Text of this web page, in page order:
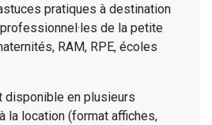
pratiques à destination
de la petite
RAM, RPE, écoles
disponible en plusieurs
la location (format affiches,